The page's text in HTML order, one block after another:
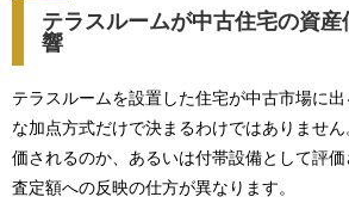
テラスルームが中古住宅の資
響
テラスルームを設置した住宅が中古市場に
な加点方式だけで決まるわけではありませ
価されるのか、あるいは付帯設備として評価
査定額への反映の仕方が異なります。